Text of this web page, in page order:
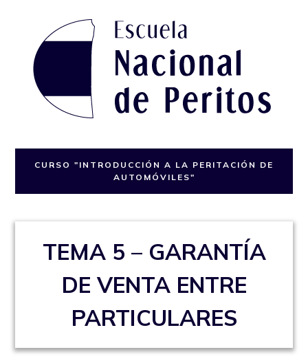
Escuela Nacional de Peritos
Otro sitio realizado con WordPress
CURSO "INTRODUCCIÓN A LA PERITACIÓN DE
AUTOMÓVILES"
TEMA 5 – GARANTÍA
DE VENTA ENTRE
PARTICULARES